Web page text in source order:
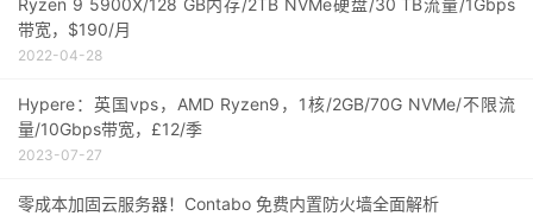
Ryzen 9 5900X/128 GB内存/2TB NVMe硬盘/30 TB流量/1Gbps
带宽，$190/月
2022-04-28
Hypere：英国vps，AMD Ryzen9，1核/2GB/70G NVMe/不限流
量/10Gbps带宽，£12/季
2023-07-27
零成本加固云服务器！Contabo 免费内置防火墙全面解析